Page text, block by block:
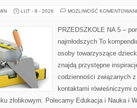
LUT - 9 - 2026 MOŻLIWOŚĆ
PRZEDSZKOLE NA 5 –
najmłodszych To
osoby towarzyszące
znajdą przystępne
codzienności związanych
kontaktami rówieśniczymi
żłobkowym. Polecamy Edukacja i Nauka i